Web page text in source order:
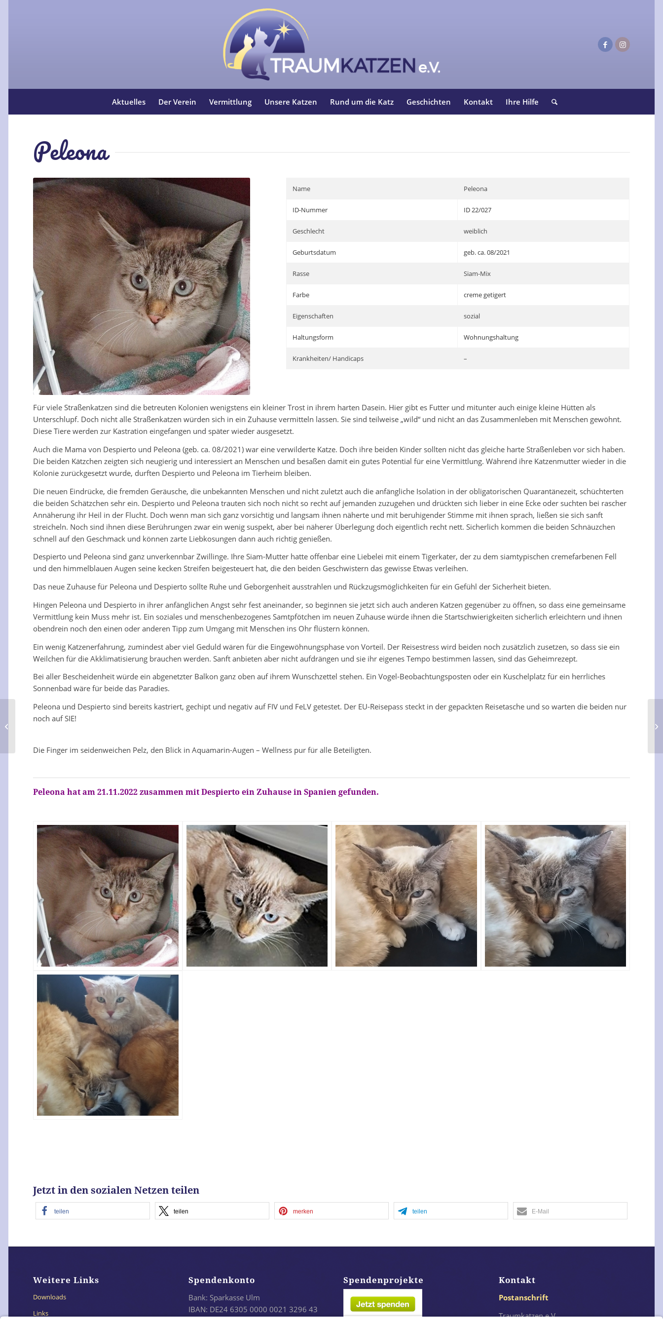
Aktuelles Der Verein Vermittlung Unsere Katzen Rund um die Katz Geschichten Kontakt Ihre Hilfe
Peleona
Name Peleona
ID-Nummer ID 22/027
Geschlecht weiblich
Geburtsdatum geb. ca. 08/2021
Rasse Siam-Mix
Farbe creme getigert
Eigenschaften sozial
Haltungsform Wohnungshaltung
Krankheiten/ Handicaps –
Für viele Straßenkatzen sind die betreuten Kolonien wenigstens ein kleiner Trost in ihrem harten Dasein. Hier gibt es Futter und mitunter auch einige kleine Hütten als
Unterschlupf. Doch nicht alle Straßenkatzen würden sich in ein Zuhause vermitteln lassen. Sie sind teilweise „wild“ und nicht an das Zusammenleben mit Menschen gewöhnt.
Diese Tiere werden zur Kastration eingefangen und später wieder ausgesetzt.
Auch die Mama von Despierto und Peleona (geb. ca. 08/2021) war eine verwilderte Katze. Doch ihre beiden Kinder sollten nicht das gleiche harte Straßenleben vor sich haben.
Die beiden Kätzchen zeigten sich neugierig und interessiert an Menschen und besaßen damit ein gutes Potential für eine Vermittlung. Während ihre Katzenmutter wieder in die
Kolonie zurückgesetzt wurde, durften Despierto und Peleona im Tierheim bleiben.
Die neuen Eindrücke, die fremden Geräusche, die unbekannten Menschen und nicht zuletzt auch die anfängliche Isolation in der obligatorischen Quarantänezeit, schüchterten
die beiden Schätzchen sehr ein. Despierto und Peleona trauten sich noch nicht so recht auf jemanden zuzugehen und drückten sich lieber in eine Ecke oder suchten bei rascher
Annäherung ihr Heil in der Flucht. Doch wenn man sich ganz vorsichtig und langsam ihnen näherte und mit beruhigender Stimme mit ihnen sprach, ließen sie sich sanft
streicheln. Noch sind ihnen diese Berührungen zwar ein wenig suspekt, aber bei näherer Überlegung doch eigentlich recht nett. Sicherlich kommen die beiden Schnäuzchen
schnell auf den Geschmack und können zarte Liebkosungen dann auch richtig genießen.
Despierto und Peleona sind ganz unverkennbar Zwillinge. Ihre Siam-Mutter hatte offenbar eine Liebelei mit einem Tigerkater, der zu dem siamtypischen cremefarbenen Fell
und den himmelblauen Augen seine kecken Streifen beigesteuert hat, die den beiden Geschwistern das gewisse Etwas verleihen.
Das neue Zuhause für Peleona und Despierto sollte Ruhe und Geborgenheit ausstrahlen und Rückzugsmöglichkeiten für ein Gefühl der Sicherheit bieten.
Hingen Peleona und Despierto in ihrer anfänglichen Angst sehr fest aneinander, so beginnen sie jetzt sich auch anderen Katzen gegenüber zu öffnen, so dass eine gemeinsame
Vermittlung kein Muss mehr ist. Ein soziales und menschenbezogenes Samtpfötchen im neuen Zuhause würde ihnen die Startschwierigkeiten sicherlich erleichtern und ihnen
obendrein noch den einen oder anderen Tipp zum Umgang mit Menschen ins Ohr flüstern können.
Ein wenig Katzenerfahrung, zumindest aber viel Geduld wären für die Eingewöhnungsphase von Vorteil. Der Reisestress wird beiden noch zusätzlich zusetzen, so dass sie ein
Weilchen für die Akklimatisierung brauchen werden. Sanft anbieten aber nicht aufdrängen und sie ihr eigenes Tempo bestimmen lassen, sind das Geheimrezept.
Bei aller Bescheidenheit würde ein abgenetzter Balkon ganz oben auf ihrem Wunschzettel stehen. Ein Vogel-Beobachtungsposten oder ein Kuschelplatz für ein herrliches
Sonnenbad wäre für beide das Paradies.
Peleona und Despierto sind bereits kastriert, gechipt und negativ auf FIV und FeLV getestet. Der EU-Reisepass steckt in der gepackten Reisetasche und so warten die beiden nur
noch auf SIE!
Die Finger im seidenweichen Pelz, den Blick in Aquamarin-Augen – Wellness pur für alle Beteiligten.
Peleona hat am 21.11.2022 zusammen mit Despierto ein Zuhause in Spanien gefunden.
Jetzt in den sozialen Netzen teilen
teilen teilen merken teilen E-Mail
Weitere Links
Downloads
Links
Spendenkonto
Bank: Sparkasse Ulm
IBAN: DE24 6305 0000 0021 3296 43
Spendenprojekte Kontakt
Postanschrift
Traumkatzen e.V.